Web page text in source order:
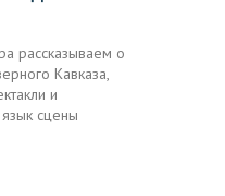
рассказываем о
Кавказа,
и
сцены